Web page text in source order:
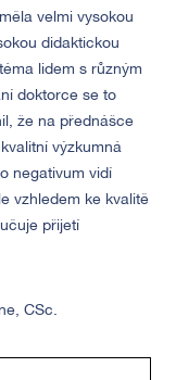
velmi vysokou
didaktickou
lidem s různým
doktorce se to
že na přednášce
výzkumná
negativum vidí
vzhledem ke kvalitě
přijetí
CSc.